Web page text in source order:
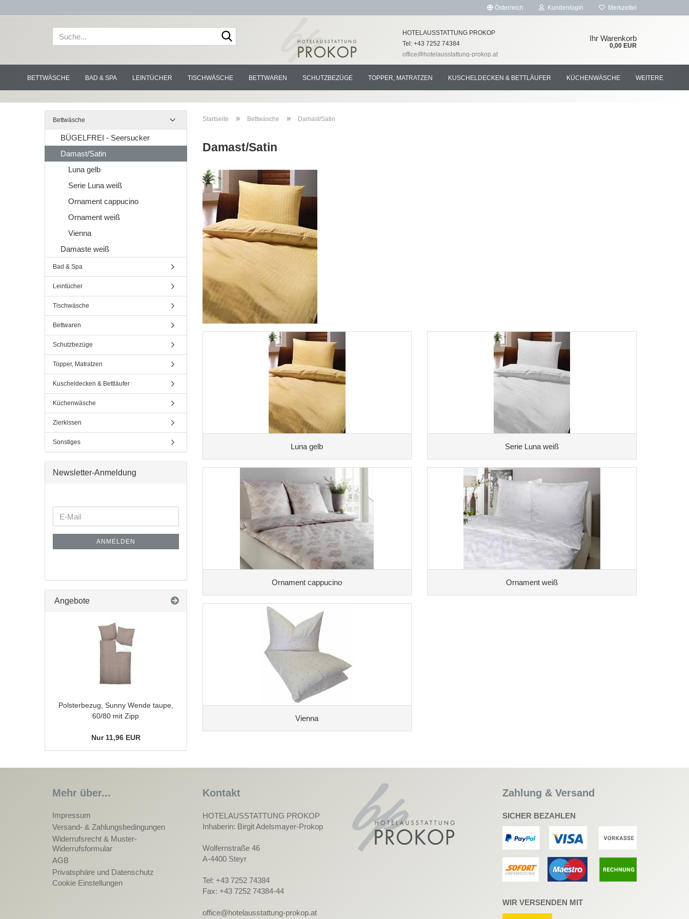
Österreich
Lieferland
Kundenlogin Merkzettel
HOTELAUSSTATTUNG PROKOP
Tel: +43 7252 74384
office@hotelausstattung-prokop.at
Ihr Warenkorb
0,00 EUR
BETTWÄSCHE BAD & SPA LEINTÜCHER TISCHWÄSCHE BETTWAREN SCHUTZBEZÜGE TOPPER, MATRATZEN KUSCHELDECKEN & BETTLÄUFER KÜCHENWÄSCHE WEITERE
Startseite » Bettwäsche » Damast/Satin
Damast/Satin
Luna gelb Serie Luna weiß
Ornament cappucino Ornament weiß
Vienna
Bettwäsche
BÜGELFREI - Seersucker
Damast/Satin
Luna gelb
Serie Luna weiß
Ornament cappucino
Ornament weiß
Vienna
Damaste weiß
Bad & Spa
Leintücher
Tischwäsche
Bettwaren
Schutzbezüge
Topper, Matratzen
Kuscheldecken & Bettläufer
Küchenwäsche
Zierkissen
Sonstiges
Newsletter-Anmeldung
ANMELDEN
Angebote
Polsterbezug, Sunny Wende taupe,
60/80 mit Zipp
Nur 11,96 EUR
Mehr über...
Impressum
Versand- & Zahlungsbedingungen
Widerrufsrecht & Muster-
Widerrufsformular
AGB
Privatsphäre und Datenschutz
Cookie Einstellungen
Kontakt
HOTELAUSSTATTUNG PROKOP
Inhaberin: Birgit Adelsmayer-Prokop
Wolfernstraße 46
A-4400 Steyr
Tel: +43 7252 74384
Fax: +43 7252 74384-44
office@hotelausstattung-prokop.at
Zahlung & Versand
SICHER BEZAHLEN
WIR VERSENDEN MIT